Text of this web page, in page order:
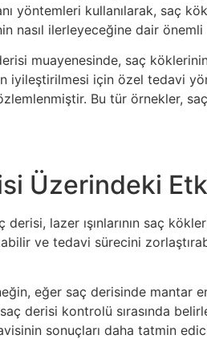
yöntemleri kullanılarak, saç
nasıl ilerleyeceğine dair
muayenesinde, saç
için özel tedavi
Bu tür örnekler,
Üzerindeki
lazer ışınlarının saç
ve tedavi sürecini
eğer saç derisinde mantar
derisi kontrolü sırasında
sonuçları daha tatmin